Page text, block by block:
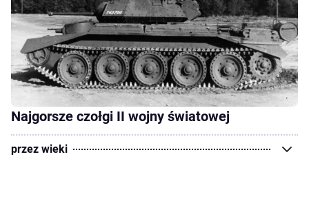
Najgorsze czołgi II wojny światowej
przez wieki